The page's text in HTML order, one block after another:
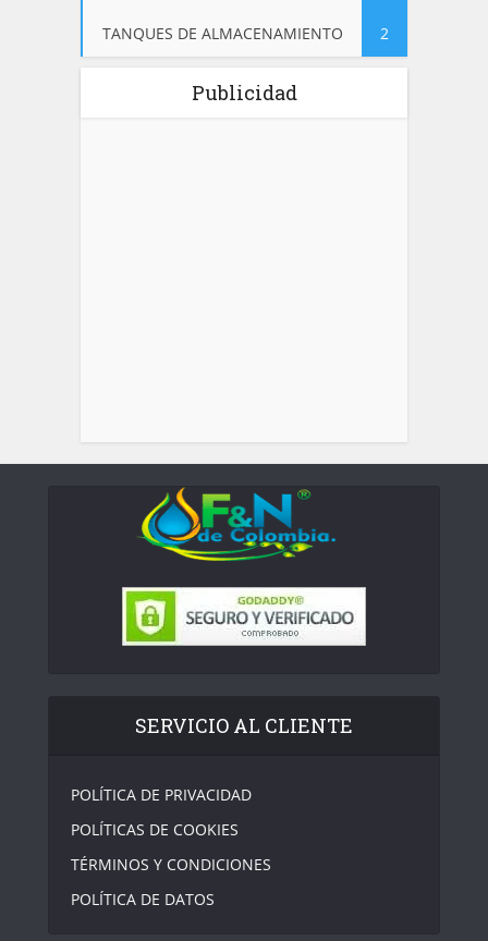
TANQUES DE ALMACENAMIENTO 2
Publicidad
SERVICIO AL CLIENTE
POLÍTICA DE PRIVACIDAD
POLÍTICAS DE COOKIES
TÉRMINOS Y CONDICIONES
POLÍTICA DE DATOS